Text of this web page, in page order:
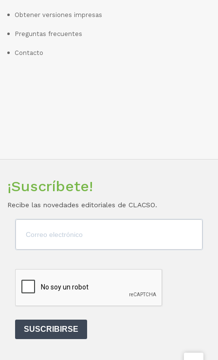
Obtener versiones impresas
Preguntas frecuentes
Contacto
¡Suscríbete!
Recibe las novedades editoriales de CLACSO.
SUSCRIBIRSE